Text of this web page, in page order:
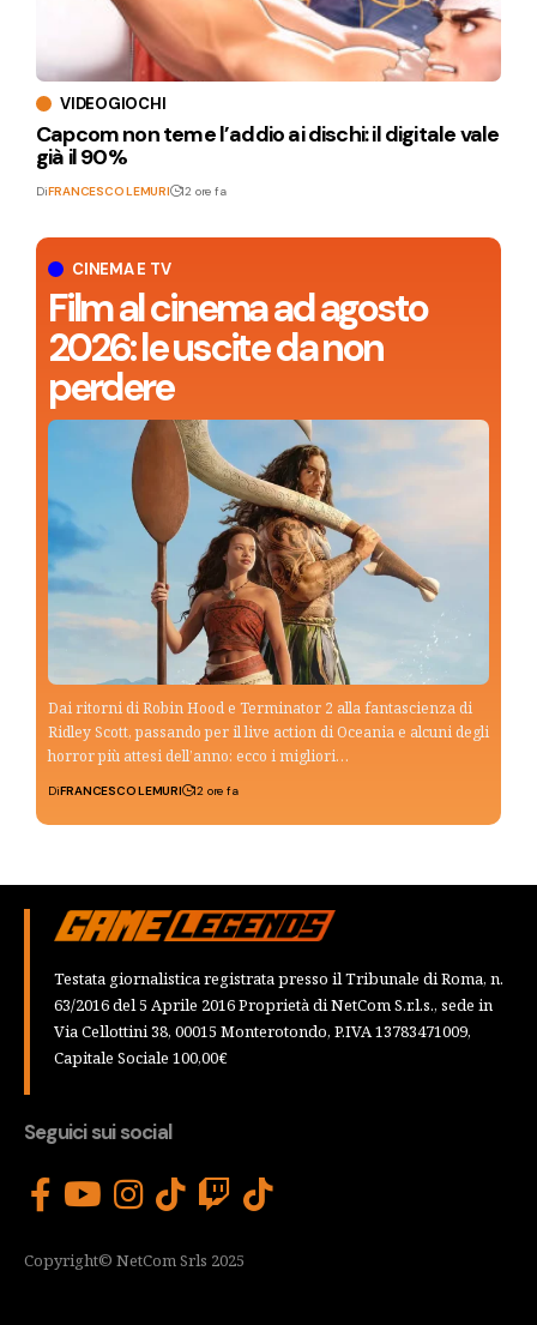
CINEMA E TV
Film al cinema ad agosto
2026: le uscite da non
perdere
Dai ritorni di Robin Hood e Terminator 2 alla fantascienza di
Ridley Scott, passando per il live action di Oceania e alcuni degli
horror più attesi dell’anno: ecco i migliori…
DiFRANCESCO LEMURI 12 ore fa
VIDEOGIOCHI
Capcom non teme l’addio ai dischi: il digitale vale
già il 90%
DiFRANCESCO LEMURI 12 ore fa
Testata giornalistica registrata presso il Tribunale di Roma, n.
63/2016 del 5 Aprile 2016 Proprietà di NetCom S.r.l.s., sede in
Via Cellottini 38, 00015 Monterotondo, P.IVA 13783471009,
Capitale Sociale 100,00€
Seguici sui social
Copyright© NetCom Srls 2025